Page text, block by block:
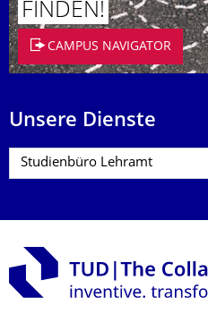
FINDEN!
CAMPUS NAVIGATOR
Unsere Dienste